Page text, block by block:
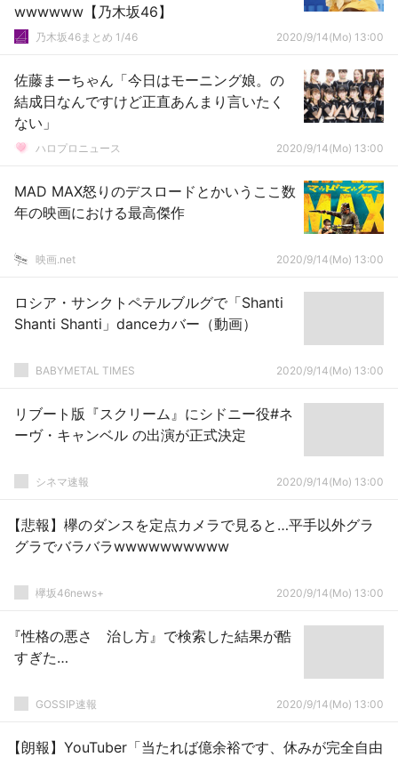
wwwwww【乃木坂46】
乃木坂46まとめ 1/46 2020/9/14(Mo) 13:00
佐藤まーちゃん「今日はモーニング娘。の
結成日なんですけど正直あんまり言いたく
ない」
ハロプロニュース 2020/9/14(Mo) 13:00
MAD MAX怒りのデスロードとかいうここ数
年の映画における最高傑作
映画.net 2020/9/14(Mo) 13:00
ロシア・サンクトペテルブルグで「Shanti
Shanti Shanti」danceカバー（動画）
BABYMETAL TIMES 2020/9/14(Mo) 13:00
リブート版『スクリーム』にシドニー役#ネ
ーヴ・キャンベル の出演が正式決定
シネマ速報 2020/9/14(Mo) 13:00
【悲報】欅のダンスを定点カメラで見ると…平手以外グラ
グラでバラバラwwwwwwwwww
欅坂46news+ 2020/9/14(Mo) 13:00
『性格の悪さ 治し方』で検索した結果が酷
すぎた…
GOSSIP速報 2020/9/14(Mo) 13:00
【朗報】YouTuber「当たれば億余裕です、休みが完全自由